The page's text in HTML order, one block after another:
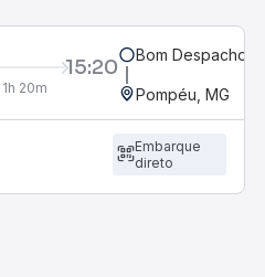
15:20
1h 20m
Bom Despacho,
Pompéu, MG
Embarque
direto